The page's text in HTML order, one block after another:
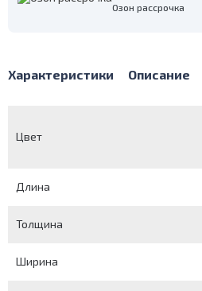
Озон рассрочка
Характеристики Описание
Цвет
Длина
Толщина
Ширина